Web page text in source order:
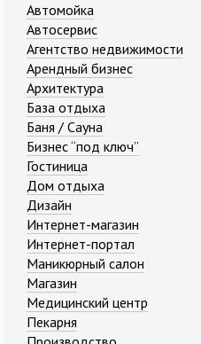
Автомойка
Автосервис
Агентство недвижимости
Арендный бизнес
Архитектура
База отдыха
Баня / Сауна
Бизнес “под ключ”
Гостиница
Дом отдыха
Дизайн
Интернет-магазин
Интернет-портал
Маникюрный салон
Магазин
Медицинский центр
Пекарня